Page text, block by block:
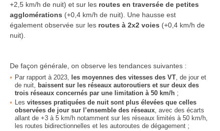
+2,5 km/h de nuit) et sur les routes en traversée de petites
agglomérations (+0,4 km/h de nuit). Une hausse est
également observée sur les routes à 2x2 voies (+0,4 km/h de
nuit).
De façon générale, on observe les tendances suivantes :
Par rapport à 2023, les moyennes des vitesses des VT, de jour et
de nuit, baissent sur les réseaux autoroutiers et sur deux des
trois réseaux concernés par une limitation à 50 km/h ;
Les vitesses pratiquées de nuit sont plus élevées que celles
observées de jour sur l’ensemble des réseaux, avec des écarts
allant de +3 à 5 km/h notamment sur les réseaux limités à 50 km/h,
les routes bidirectionnelles et les autoroutes de dégagement ;